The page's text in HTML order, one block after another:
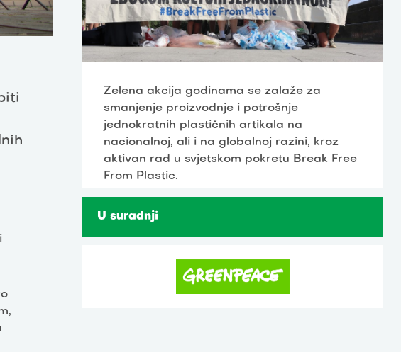
Zelena akcija godinama se zalaže za
smanjenje proizvodnje i potrošnje
jednokratnih plastičnih artikala na
nacionalnoj, ali i na globalnoj razini, kroz
aktivan rad u svjetskom pokretu Break Free
From Plastic.
U suradnji